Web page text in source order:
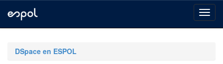
navigationDSpace en ESPOL